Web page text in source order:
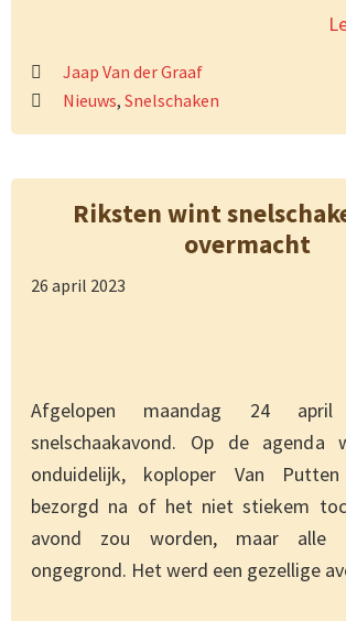
Jaap Van der Graaf
Nieuws, Snelschaken
Riksten wint
overmacht
26 april 2023
Afgelopen maandag 24
snelschaakavond. Op de agenda
onduidelijk, koploper Van
bezorgd na of het niet stiekem
avond zou worden, maar alle
ongegrond. Het werd een gezellige